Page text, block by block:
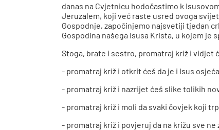
danas na Cvjetnicu hodočastimo k
Jeruzalem, koji već raste usred ovoga
Gospodnje, započinjemo najsvetiji tjedan
Gospodina našega Isusa Krista, u kojem je
Stoga, brate i sestro, promatraj križ i vidjet
- promatraj križ i otkrit ćeš da je i Isus
- promatraj križ i nazrijet ćeš slike tolikih
- promatraj križ i moli da svaki čovjek koji
- promatraj križ i povjeruj da na križu sve